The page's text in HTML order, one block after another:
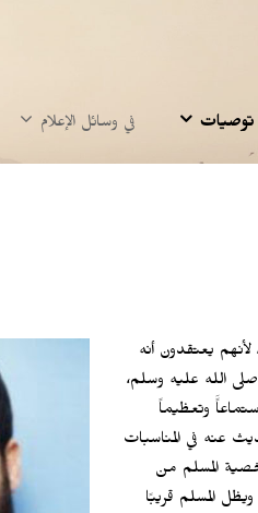
توصيات في وسائل الإعلام
لأنهم يعتقدون أنه
الله عليه وسلم،
وتعظيماً
عنه في المناسبات
المسلم من
المسلم قريبًا